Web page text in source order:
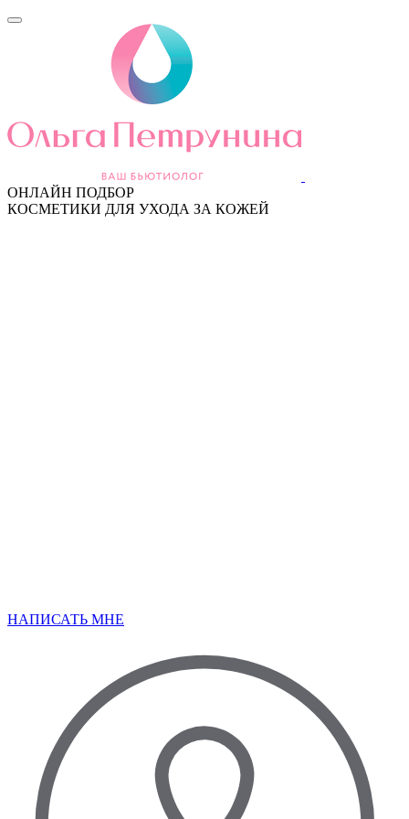
ОНЛАЙН ПОДБОР
КОСМЕТИКИ ДЛЯ УХОДА ЗА КОЖЕЙ
НАПИСАТЬ МНЕ